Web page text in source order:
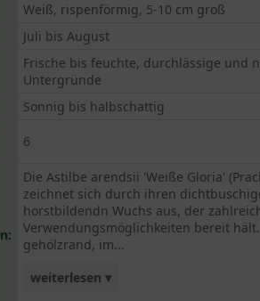
Weiß, rispenförmig, 5-10 cm groß
Juli bis August
Frische bis feuchte, durchlässige und
Untergründe
Sonnig bis halbschattig
6
Die Astilbe arendsii 'Weiße Gloria'
zeichnet sich durch ihren
horstbildendn Wuchs aus, der
Verwendungsmöglichkeiten bereit
gehölzrand, im...
weiterlesen ▾